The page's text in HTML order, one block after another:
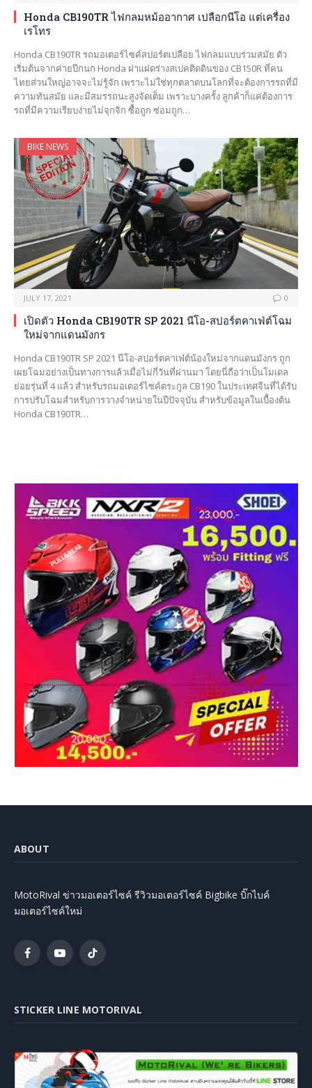
Honda CB190TR ไฟกลมหม้ออากาศ เปลือกนีโอ แต่เครื่อง
เรโทร
Honda CB190TR รถมอเตอร์ไซค์สปอร์ตเปลือย ไฟกลมแบบร่วมสมัย ตัว
เริ่มต้นจากค่ายปีกนก Honda ฝาแฝดร่างสเปคติดดินของ CB150R ที่คน
ไทยส่วนใหญ่อาจจะไม่รู้จัก เพราะไม่ใช่ทุกตลาดบนโลกที่จะต้องการรถที่มี
ความทันสมัย และมีสมรรถนะสูงจัดเต็ม เพราะบางครั้ง ลูกค้าก็แค่ต้องการ
รถที่มีความเรียบง่ายไม่จุกจิก ซื้อถูก ซ่อมถูก…
BIKE NEWS
JULY 17, 2021 0
เปิดตัว Honda CB190TR SP 2021 นีโอ-สปอร์ตคาเฟ่ต์โฉม
ใหม่จากแดนมังกร
Honda CB190TR SP 2021 นีโอ-สปอร์ตคาเฟ่ต์น้องใหม่จากแดนมังกร ถูก
เผยโฉมอย่างเป็นทางการแล้วเมื่อไม่กี่วันที่ผ่านมา โดยนี่ถือว่าเป็นโมเดล
ย่อยรุ่นที่ 4 แล้ว สำหรับรถมอเตอร์ไซค์ตระกูล CB190 ในประเทศจีนที่ได้รับ
การปรับโฉมสำหรับการวางจำหน่ายในปีปัจจุบัน สำหรับข้อมูลในเบื้องต้น
Honda CB190TR…
ABOUT
MotoRival ข่าวมอเตอร์ไซค์ รีวิวมอเตอร์ไซค์ Bigbike บิ๊กไบค์
มอเตอร์ไซค์ใหม่
FacebookYouTubeTikTok
STICKER LINE MOTORIVAL